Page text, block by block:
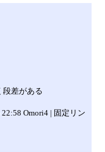
段差がある
Omori4 | 固定リン